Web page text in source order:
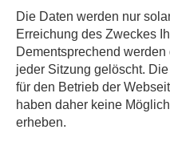
Die Daten werden nur
Erreichung des Zweckes
Dementsprechend
jeder Sitzung gelöscht.
für den Betrieb der
haben daher keine
erheben.